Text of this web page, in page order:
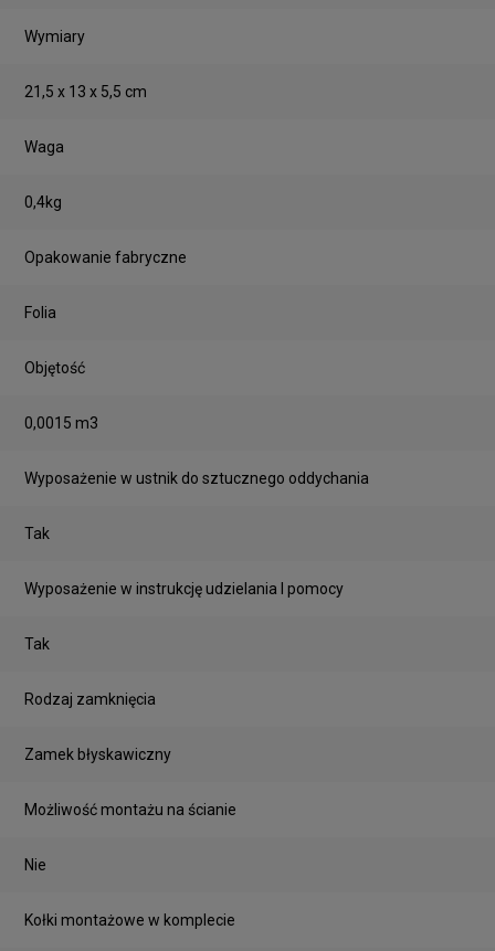
Wymiary
21,5 x 13 x 5,5 cm
Waga
0,4kg
Opakowanie fabryczne
Folia
Objętość
0,0015 m3
Wyposażenie w ustnik do sztucznego oddychania
Tak
Wyposażenie w instrukcję udzielania I pomocy
Tak
Rodzaj zamknięcia
Zamek błyskawiczny
Możliwość montażu na ścianie
Nie
Kołki montażowe w komplecie